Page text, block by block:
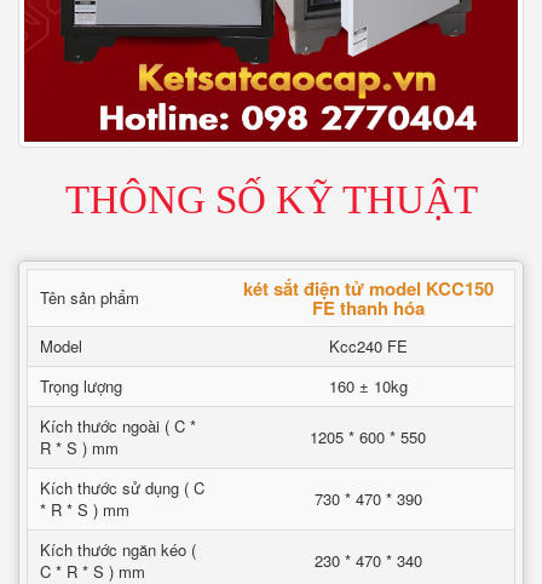
THÔNG SỐ KỸ THUẬT
Tên sản phẩm két sắt điện tử model KCC150
FE thanh hóa
Model
Kcc240 FE
Trọng lượng
160 ± 10kg
Kích thước ngoài ( C *
R * S ) mm
1205 * 600 * 550
Kích thước sử dụng ( C
* R * S ) mm
730 * 470 * 390
Kích thước ngăn kéo (
C * R * S ) mm
230 * 470 * 340